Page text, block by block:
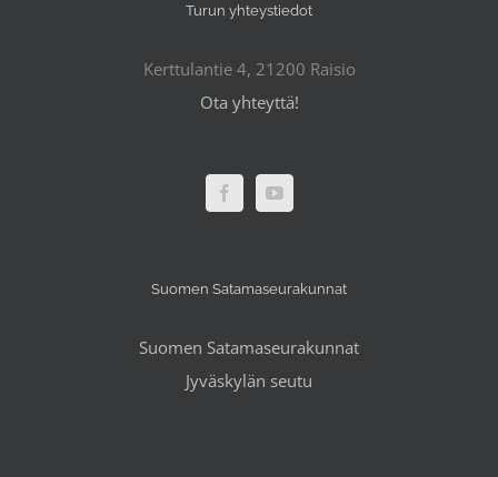
Turun yhteystiedot
Kerttulantie 4, 21200 Raisio
Ota yhteyttä!
Suomen Satamaseurakunnat
Suomen Satamaseurakunnat
Jyväskylän seutu